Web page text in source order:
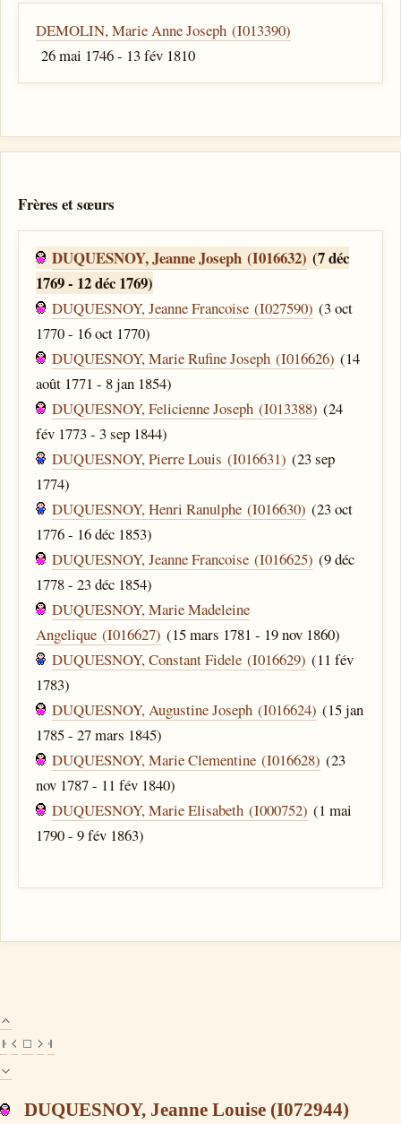
DEMOLIN, Marie Anne Joseph (I013390)
26 mai 1746 - 13 fév 1810
Frères et sœurs
DUQUESNOY, Jeanne Joseph (I016632) (7 déc
1769 - 12 déc 1769)
DUQUESNOY, Jeanne Francoise (I027590) (3 oct
1770 - 16 oct 1770)
DUQUESNOY, Marie Rufine Joseph (I016626) (14
août 1771 - 8 jan 1854)
DUQUESNOY, Felicienne Joseph (I013388) (24
fév 1773 - 3 sep 1844)
DUQUESNOY, Pierre Louis (I016631) (23 sep
1774)
DUQUESNOY, Henri Ranulphe (I016630) (23 oct
1776 - 16 déc 1853)
DUQUESNOY, Jeanne Francoise (I016625) (9 déc
1778 - 23 déc 1854)
DUQUESNOY, Marie Madeleine
Angelique (I016627) (15 mars 1781 - 19 nov 1860)
DUQUESNOY, Constant Fidele (I016629) (11 fév
1783)
DUQUESNOY, Augustine Joseph (I016624) (15 jan
1785 - 27 mars 1845)
DUQUESNOY, Marie Clementine (I016628) (23
nov 1787 - 11 fév 1840)
DUQUESNOY, Marie Elisabeth (I000752) (1 mai
1790 - 9 fév 1863)
DUQUESNOY, Jeanne Louise (I072944)